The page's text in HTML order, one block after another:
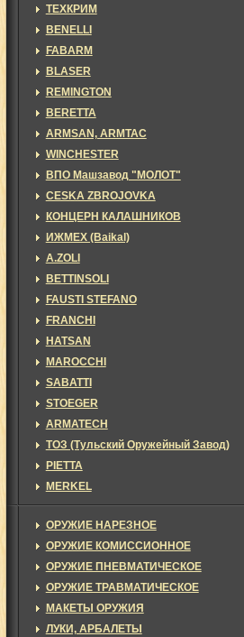
ТЕХКРИМ
BENELLI
FABARM
BLASER
REMINGTON
BERETTA
ARMSAN, ARMTAC
WINCHESTER
ВПО Машзавод "МОЛОТ"
CESKA ZBROJOVKA
КОНЦЕРН КАЛАШНИКОВ
ИЖМЕХ (Baikal)
A.ZOLI
BETTINSOLI
FAUSTI STEFANO
FRANCHI
HATSAN
MAROCCHI
SABATTI
STOEGER
ARMATECH
ТОЗ (Тульский Оружейный Завод)
PIETTA
MERKEL
ОРУЖИЕ НАРЕЗНОЕ
ОРУЖИЕ КОМИССИОННОЕ
ОРУЖИЕ ПНЕВМАТИЧЕСКОЕ
ОРУЖИЕ ТРАВМАТИЧЕСКОЕ
МАКЕТЫ ОРУЖИЯ
ЛУКИ, АРБАЛЕТЫ